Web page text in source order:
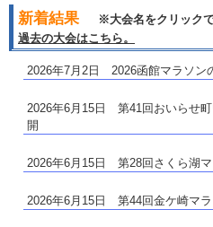
新着結果※大会名をクリッ
過去の大会はこちら。
2026年7月2日 2026函館マラソン
2026年6月15日 第41回おいらせ
開
2026年6月15日 第28回さくら湖
2026年6月15日 第44回金ケ崎マ